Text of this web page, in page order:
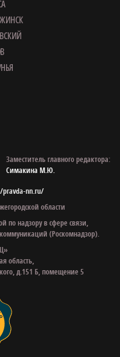
Заместитель главного редактора:
Симакина М.Ю.
nn.ru/
области
по надзору в сфере связи,
(Роскомнадзор).
область,
д.151 Б, помещение 5